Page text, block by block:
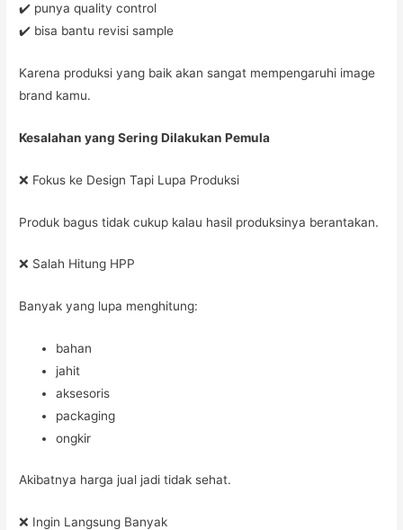
✔️ punya quality control
✔️ bisa bantu revisi sample
Karena produksi yang baik akan sangat mempengaruhi image
brand kamu.
Kesalahan yang Sering Dilakukan Pemula
❌ Fokus ke Design Tapi Lupa Produksi
Produk bagus tidak cukup kalau hasil produksinya berantakan.
❌ Salah Hitung HPP
Banyak yang lupa menghitung:
bahan
jahit
aksesoris
packaging
ongkir
Akibatnya harga jual jadi tidak sehat.
❌ Ingin Langsung Banyak